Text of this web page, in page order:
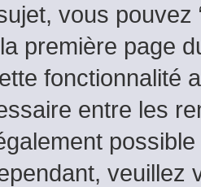
vous pouvez
première page
fonctionnalité
entre les